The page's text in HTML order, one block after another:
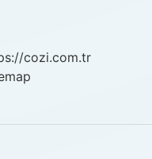
cozi.com.tr